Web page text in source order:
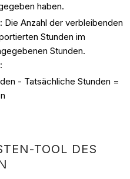
haben.
Die Anzahl der verbleibenden
Stunden im
Stunden.
- Tatsächliche Stunden =
TOOL DES